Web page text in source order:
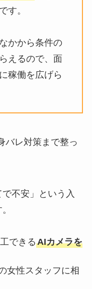
す。
かから条件の
えるので、面
稼働を広げら
バレ対策まで整っ
不安」という入
できるAIカメラを
女性スタッフに相